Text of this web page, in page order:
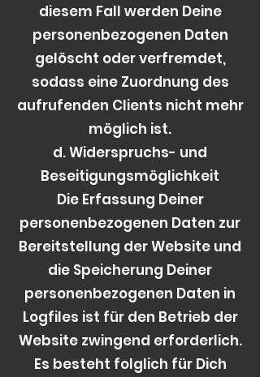
diesem Fall werden Deine
personenbezogenen Daten
gelöscht oder verfremdet,
sodass eine Zuordnung des
aufrufenden Clients nicht mehr
möglich ist.
d. Widerspruchs- und
Beseitigungsmöglichkeit
Die Erfassung Deiner
personenbezogenen Daten zur
Bereitstellung der Website und
die Speicherung Deiner
personenbezogenen Daten in
Logfiles ist für den Betrieb der
Website zwingend erforderlich.
Es besteht folglich für Dich